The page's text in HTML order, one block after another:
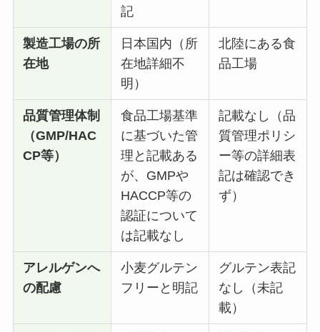
記
製造工場の所
在地
日本国内（所
在地詳細不
明）
北陸にある食
品工場
品質管理体制
（GMP/HAC
CP等）
食品工場基準
に基づいた管
理と記載ある
が、GMPや
HACCP等の
認証について
は記載なし
記載なし（品
質管理ポリシ
ー等の詳細表
記は確認でき
ず）
アレルゲンへ
の配慮
小麦グルテン
フリーと明記
グルテン表記
なし（未記
載）